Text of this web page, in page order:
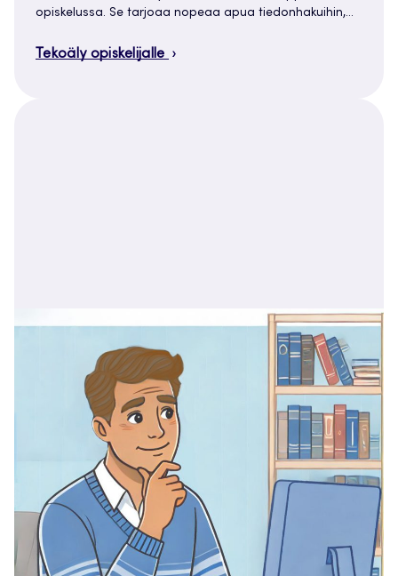
opiskelussa. Se tarjoaa nopeaa apua tiedonhakuihin,…
Tekoäly opiskelijalle